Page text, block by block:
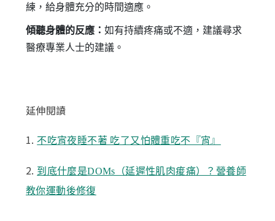
練，給身體充分的時間適應。
傾聽身體的反應： 如有持續疼痛或不適，建議尋求
醫療專業人士的建議。
延伸閱讀
1. 不吃宵夜睡不著 吃了又怕體重吃不『宵』
2. 到底什麼是DOMs（延遲性肌肉痠痛）？營養師
教你運動後修復